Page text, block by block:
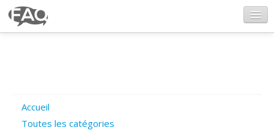
Poser une question
Accueil
Toutes les catégories